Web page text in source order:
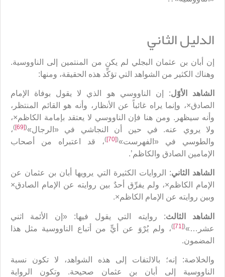
الدليل الثاني
إن أبان بن عثمان البجلي لم يكن من المنتمين إلى الناووسية.
وهناك الكثير من الشواهد التي تؤكِّد هذه الحقيقة، ومنها:
الشاهد الأوّل: إن الناووسي هو الذي لا يقول بوفاة الإمام
الصادق×، وإنما يراه غائباً عن الأنظار، وأنه هو القائم المنتظر،
وأنه سيظهر. ومن هنا فإن الناووسي لا يعتقد بإمامة الكاظم×،
ولا يروي عنه. في حين أن النجاشي في «الرجال»(
[69]
)،
والطوسي في «الفهرست»(
[70]
)، قد اعتبراه من أصحاب
الإمامين الصادق والكاظم’.
الشاهد الثاني: الروايات الكثيرة التي يرويها أبان بن عثمان عن
الإمام الكاظم×، ولم يفرِّق أحدٌ بين روايته عن الإمام الصادق×
وبين روايته عن الإمام الكاظم×.
الشاهد الثالث: روايته التي يقول فيها: «إن الأئمة اثني
عشر…»(
[71]
)، ولم يُرْوَ عن أيٍّ من أتباع الناووسية مثل هذا
المضمون.
والخلاصة: إنه؛ بالالتفات إلى هذه الشواهد، لا تكون نسبة
الناووسية إلى أبان بن عثمان صحيحة. وتكون الرواية